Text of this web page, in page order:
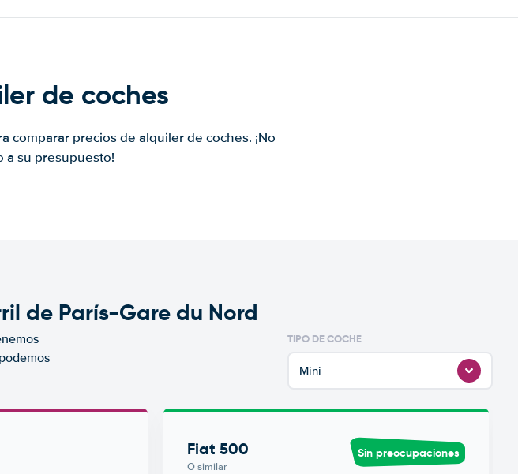
de coches
comparar precios de alquiler de coches. ¡No
a su presupuesto!
de París-Gare du Nord
TIPO DE COCHE
Mini
Fiat 500
O similar
Sin preocupaciones